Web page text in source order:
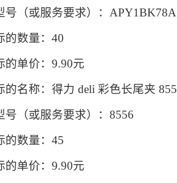
号（或服务要求）：APY1BK78A
的数量：40
的单价：9.90元
的名称：得力 deli 彩色长尾夹
号（或服务要求）：8556
的数量：45
的单价：9.90元